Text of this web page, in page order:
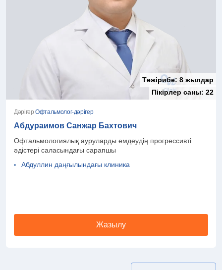
Тәжірибе: 8 жылдар
Пікірлер саны: 22
ДәрігерОфтальмолог-дәрігер
Абдураимов Санжар Бахтович
Офтальмологиялық ауруларды емдеудің прогрессивті
әдістері саласындағы сарапшы
Абдуллин даңғылындағы клиника
Жазылу